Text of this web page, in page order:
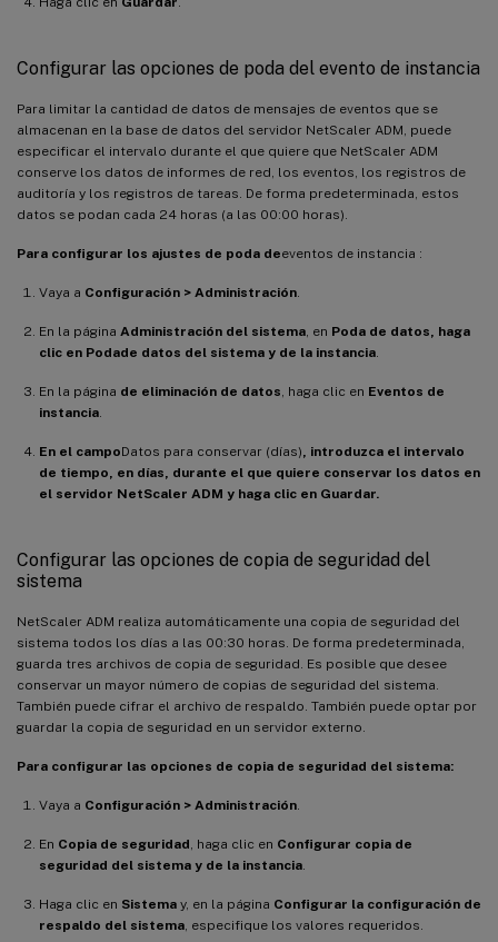
Configurar las opciones de poda del evento de instancia
Para limitar la cantidad de datos de mensajes de eventos que se
almacenan en la base de datos del servidor NetScaler ADM, puede
especificar el intervalo durante el que quiere que NetScaler ADM
conserve los datos de informes de red, los eventos, los registros de
auditoría y los registros de tareas. De forma predeterminada, estos
datos se podan cada 24 horas (a las 00:00 horas).
Para configurar los ajustes de poda deeventos de instancia :
Vaya a Configuración > Administración
En la página Administración del sistema , en Poda de datos, haga
clic en Podade datos del sistema y de la instancia
En la página de eliminación de datos , haga clic en Eventos de
instancia
En el campoDatos para conservar (días) , introduzca el intervalo
de tiempo, en días, durante el que quiere conservar los datos en
el servidor NetScaler ADM y haga clic en Guardar.
Configurar las opciones de copia de seguridad del
sistema
NetScaler ADM realiza automáticamente una copia de seguridad del
sistema todos los días a las 00:30 horas. De forma predeterminada,
guarda tres archivos de copia de seguridad. Es posible que desee
conservar un mayor número de copias de seguridad del sistema.
También puede cifrar el archivo de respaldo. También puede optar por
guardar la copia de seguridad en un servidor externo.
Para configurar las opciones de copia de seguridad del sistema:
Vaya a Configuración > Administración
En Copia de seguridad , haga clic en Configurar copia de
seguridad del sistema y de la instancia
Haga clic en Sistema y, en la página Configurar la configuración de
respaldo del sistema , especifique los valores requeridos.